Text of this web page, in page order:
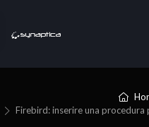
Firebird: inserire una